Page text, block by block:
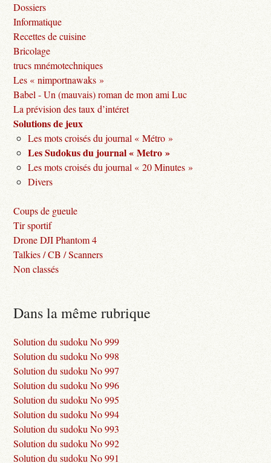
Dossiers
Informatique
Recettes de cuisine
Bricolage
trucs mnémotechniques
Les « nimportnawaks »
Babel - Un (mauvais) roman de mon ami Luc
La prévision des taux d’intéret
Solutions de jeux
Les mots croisés du journal « Métro »
Les Sudokus du journal « Metro »
Les mots croisés du journal « 20 Minutes »
Divers
Coups de gueule
Tir sportif
Drone DJI Phantom 4
Talkies / CB / Scanners
Non classés
Dans la même rubrique
Solution du sudoku No 999
Solution du sudoku No 998
Solution du sudoku No 997
Solution du sudoku No 996
Solution du sudoku No 995
Solution du sudoku No 994
Solution du sudoku No 993
Solution du sudoku No 992
Solution du sudoku No 991